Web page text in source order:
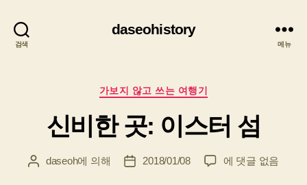
검색
daseohistory
메뉴
카
고
리
가보지 않고 쓰는 여행기
신비한 곳: 이스터 섬
게 daseoh에 의해
게
2018/01/08
신
에 댓글 없음